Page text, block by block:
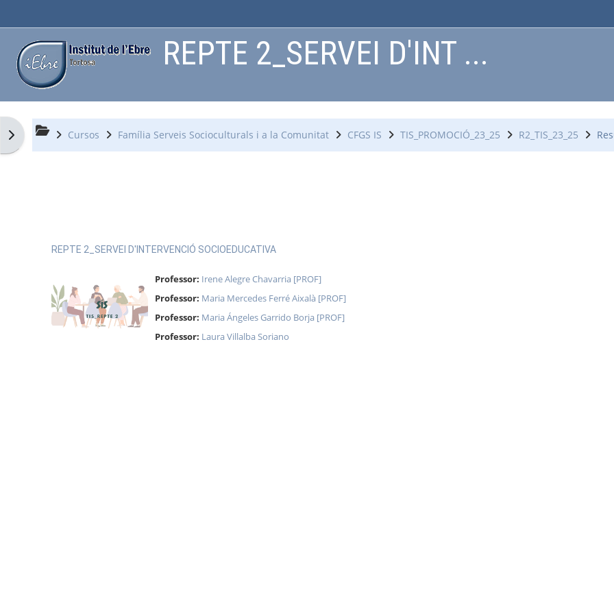
REPTE 2_SERVEI D'INT ...
Obre el calaix de blocs
Cursos Família Serveis Socioculturals i a la Comunitat CFGS IS TIS_PROMOCIÓ_23_25 R2_TIS_23_25
REPTE 2_SERVEI D'INTERVENCIÓ SOCIOEDUCATIVA
Professor: Irene Alegre Chavarria [PROF]
Professor: Maria Mercedes Ferré Aixalà [PROF]
Professor: Maria Ángeles Garrido Borja [PROF]
Professor: Laura Villalba Soriano